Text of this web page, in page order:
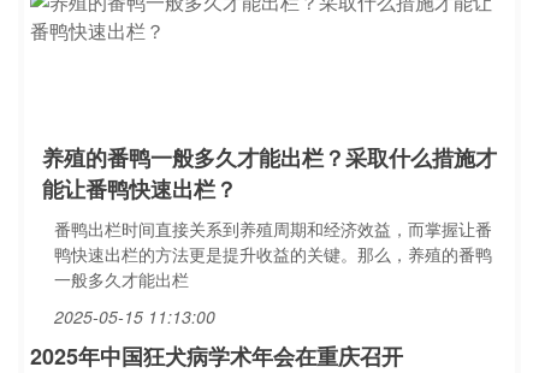
养殖的番鸭一般多久才能出栏？采取什么措施才
能让番鸭快速出栏？
番鸭出栏时间直接关系到养殖周期和经济效益，而掌握让番
鸭快速出栏的方法更是提升收益的关键。那么，养殖的番鸭
一般多久才能出栏
2025-05-15 11:13:00
2025年中国狂犬病学术年会在重庆召开